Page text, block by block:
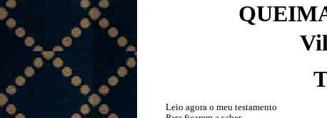
Leio agora o meu testamento